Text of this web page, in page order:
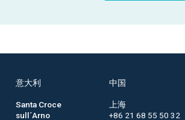
意大利
Santa Croce
sull´Arno
中国
上海
+86 21 68 55 50 32